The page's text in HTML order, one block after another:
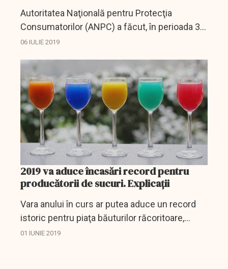
Autoritatea Naţională pentru Protecţia
Consumatorilor (ANPC) a făcut, în perioada 3-
5 iulie, controale la unităţi de distribuţie -
naturale şi a...
06 IULIE 2019
2019 va aduce încasări record pentru
producătorii de sucuri. Explicații
Vara anului în curs ar putea aduce un record
istoric pentru piaţa băuturilor răcoritoare,
afacerile celor peste 800 de companii
01 IUNIE 2019